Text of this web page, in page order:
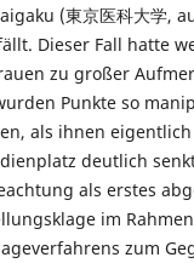
(東京医科大学,
Dieser Fall hatte
zu großer
Punkte so
als ihnen
deutlich
als erstes
im
zum